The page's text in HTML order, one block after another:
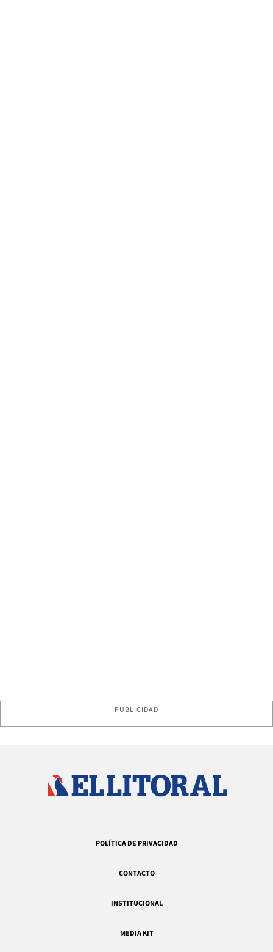
PUBLICIDAD
POLÍTICA DE PRIVACIDAD
CONTACTO
INSTITUCIONAL
MEDIA KIT